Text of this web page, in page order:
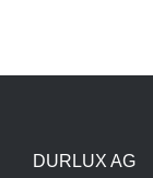
DURLUX AG